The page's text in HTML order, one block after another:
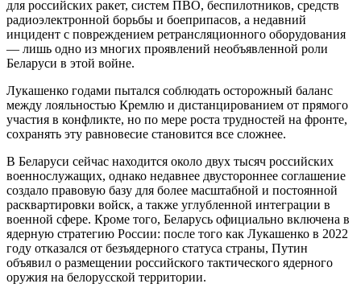
для российских ракет, систем ПВО, беспилотников, средств
радиоэлектронной борьбы и боеприпасов, а недавний
инцидент с повреждением ретрансляционного оборудования
— лишь одно из многих проявлений необъявленной роли
Беларуси в этой войне.
Лукашенко годами пытался соблюдать осторожный баланс
между лояльностью Кремлю и дистанцированием от прямого
участия в конфликте, но по мере роста трудностей на фронте,
сохранять эту равновесие становится все сложнее.
В Беларуси сейчас находится около двух тысяч российских
военнослужащих, однако недавнее двустороннее соглашение
создало правовую базу для более масштабной и постоянной
расквартировки войск, а также углубленной интеграции в
военной сфере. Кроме того, Беларусь официально включена в
ядерную стратегию России: после того как Лукашенко в 2022
году отказался от безъядерного статуса страны, Путин
объявил о размещении российского тактического ядерного
оружия на белорусской территории.